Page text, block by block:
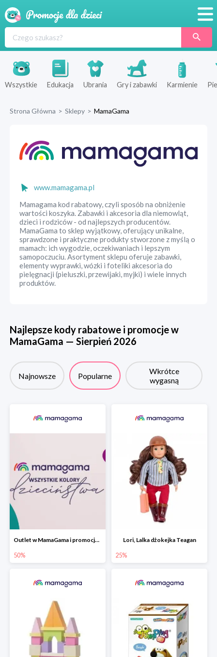
Produkty
Sklepy
Wszystkie Edukacja Ubrania Gry i zabawki Karmienie
Strona Główna > Sklepy > MamaGama
www.mamagama.pl
Mamagama kod rabatowy, czyli sposób na obniżenie
wartości koszyka. Zabawki i akcesoria dla niemowląt,
dzieci i rodziców - od najlepszych producentów.
MamaGama to sklep wyjątkowy, oferujący unikalne,
sprawdzone i praktyczne produkty stworzone z myślą o
mamach: ich wygodzie, oczekiwaniach i lepszym
samopoczuciu. Asortyment sklepu oferuje zabawki,
elementy wyprawki, wózki i foteliki akcesoria do
pielęgnacji (pieluszki, przewijaki, myjki) i wiele innych
produktów.
Najlepsze kody rabatowe i promocje w
MamaGama — Sierpień 2026
Najnowsze Popularne
Wkrótce
wygasną
Outlet w MamaGama i promocje do -50%
50%
Lori, Lalka dżokejka Teagan
25%